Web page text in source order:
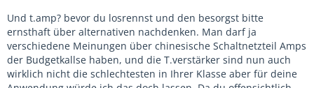
Und t.amp? bevor du losrennst und den besorgst bitte
ernsthaft über alternativen nachdenken. Man darf ja
verschiedene Meinungen über chinesische Schaltnetzteil Amps
der Budgetkallse haben, und die T.verstärker sind nun auch
wirklich nicht die schlechtesten in Ihrer Klasse aber für deine